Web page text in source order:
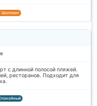
Шоппинг
с длинной полосой пляжей.
ресторанов. Подходит для